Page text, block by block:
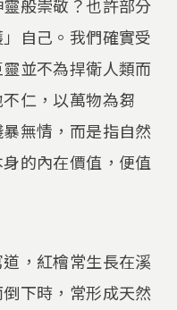
般崇敬？也許部分
自己。我們確實受
並不為捍衛人類而
仁，以萬物為芻
無情，而是指自然
的內在價值，便值
，紅檜常生長在溪
下時，常形成天然